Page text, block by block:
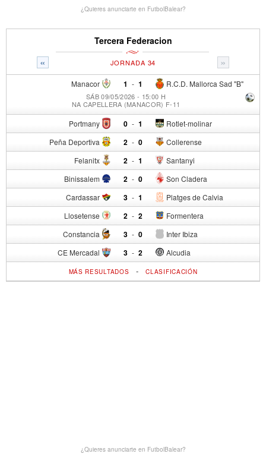
¿Quieres anunciarte en FutbolBalear?
Tercera Federacion
« »
JORNADA 34
Manacor 1 - R.C.D. Mallorca Sad "B"
1
SÁB 09/05/2026 - 15:00 H
NA CAPELLERA (MANACOR) F-11
Portmany 0 - Rotlet-molinar
1
Peña Deportiva 2 - Collerense
0
Felanitx 2 - Santanyi
1
Binissalem 2 - Son Cladera
0
Cardassar 3 - Platges de Calvia
1
Llosetense 2 - Formentera
2
Constancia 3 - Inter Ibiza
0
CE Mercadal 3 - Alcudia
2
MÁS RESULTADOS -CLASIFICACIÓN
¿Quieres anunciarte en FutbolBalear?